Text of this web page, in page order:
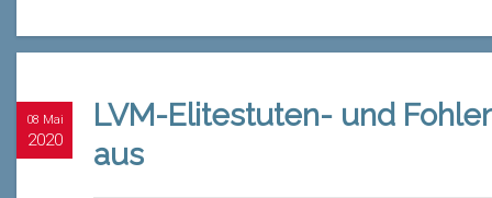
08 Mai
2020
LVM-Elitestuten- und
aus